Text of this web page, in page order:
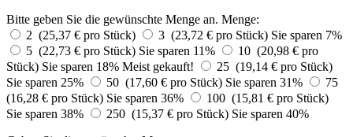
Bitte geben Sie die gewünschte Menge an. Menge:
2 (25,37 € pro Stück)
3 (23,72 € pro Stück) Sie sparen 7%
5 (22,73 € pro Stück) Sie sparen 11%
10 (20,98 € pro
Stück) Sie sparen 18% Meist gekauft!
25 (19,14 € pro Stück)
Sie sparen 25%
50 (17,60 € pro Stück) Sie sparen 31%
75
(16,28 € pro Stück) Sie sparen 36%
100 (15,81 € pro Stück)
Sie sparen 38%
250 (15,37 € pro Stück) Sie sparen 40%